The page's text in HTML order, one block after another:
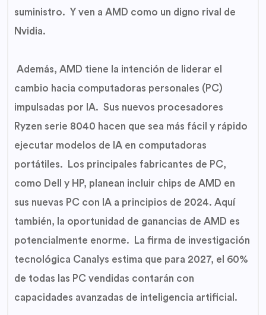
suministro. Y ven a AMD como un digno rival de
Nvidia.
Además, AMD tiene la intención de liderar el
cambio hacia computadoras personales (PC)
impulsadas por IA. Sus nuevos procesadores
Ryzen serie 8040 hacen que sea más fácil y rápido
ejecutar modelos de IA en computadoras
portátiles. Los principales fabricantes de PC,
como Dell y HP, planean incluir chips de AMD en
sus nuevas PC con IA a principios de 2024. Aquí
también, la oportunidad de ganancias de AMD es
potencialmente enorme. La firma de investigación
tecnológica Canalys estima que para 2027, el 60%
de todas las PC vendidas contarán con
capacidades avanzadas de inteligencia artificial.